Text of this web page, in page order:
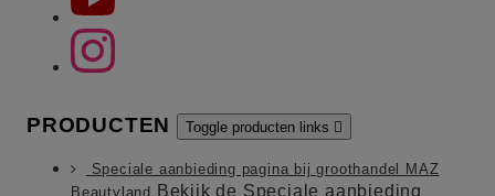
PRODUCTEN Toggle producten links 
Speciale aanbieding pagina bij groothandel MAZ
Beautyland
Bekijk de Speciale aanbieding